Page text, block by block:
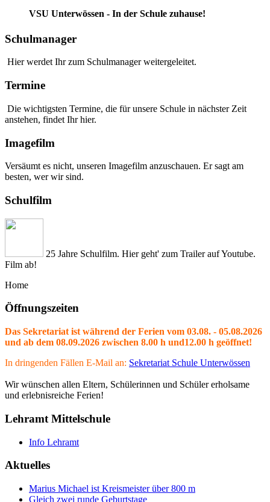
VSU Unterwössen - In der Schule zuhause!
Schulmanager
Hier werdet Ihr zum Schulmanager weitergeleitet.
Termine
Die wichtigsten Termine, die für unsere Schule in nächster Zeit
anstehen, findet Ihr hier.
Imagefilm
Versäumt es nicht, unseren Imagefilm anzuschauen. Er sagt am
besten, wer wir sind.
Schulfilm
25 Jahre Schulfilm. Hier geht' zum Trailer auf Youtube.
Film ab!
Home
Öffnungszeiten
Das Sekretariat ist während der Ferien vom 03.08. - 05.08.2026
und ab dem 08.09.2026 zwischen 8.00 h und12.00 h geöffnet!
In dringenden Fällen E-Mail an: Sekretariat Schule Unterwössen
Wir wünschen allen Eltern, Schülerinnen und Schüler erholsame
und erlebnisreiche Ferien!
Lehramt Mittelschule
Info Lehramt
Aktuelles
Marius Michael ist Kreismeister über 800 m
Gleich zwei runde Geburtstage